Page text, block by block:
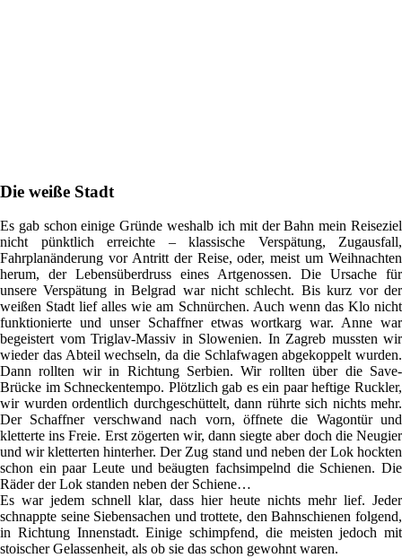
Die weiße Stadt
Es gab schon einige Gründe weshalb ich mit der Bahn mein Reiseziel
nicht pünktlich erreichte – klassische Verspätung, Zugausfall,
Fahrplanänderung vor Antritt der Reise, oder, meist um Weihnachten
herum, der Lebensüberdruss eines Artgenossen. Die Ursache für
unsere Verspätung in Belgrad war nicht schlecht. Bis kurz vor der
weißen Stadt lief alles wie am Schnürchen. Auch wenn das Klo nicht
funktionierte und unser Schaffner etwas wortkarg war. Anne war
begeistert vom Triglav-Massiv in Slowenien. In Zagreb mussten wir
wieder das Abteil wechseln, da die Schlafwagen abgekoppelt wurden.
Dann rollten wir in Richtung Serbien. Wir rollten über die Save-
Brücke im Schneckentempo. Plötzlich gab es ein paar heftige Ruckler,
wir wurden ordentlich durchgeschüttelt, dann rührte sich nichts mehr.
Der Schaffner verschwand nach vorn, öffnete die Wagontür und
kletterte ins Freie. Erst zögerten wir, dann siegte aber doch die Neugier
und wir kletterten hinterher. Der Zug stand und neben der Lok hockten
schon ein paar Leute und beäugten fachsimpelnd die Schienen. Die
Räder der Lok standen neben der Schiene…
Es war jedem schnell klar, dass hier heute nichts mehr lief. Jeder
schnappte seine Siebensachen und trottete, den Bahnschienen folgend,
in Richtung Innenstadt. Einige schimpfend, die meisten jedoch mit
stoischer Gelassenheit, als ob sie das schon gewohnt waren.